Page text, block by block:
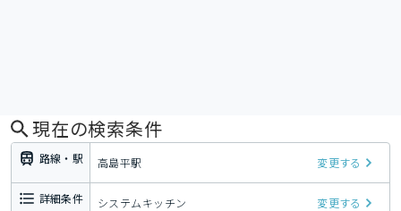
現在の検索条件
路線・駅 高島平駅 変更する
詳細条件 システムキッチン 変更する